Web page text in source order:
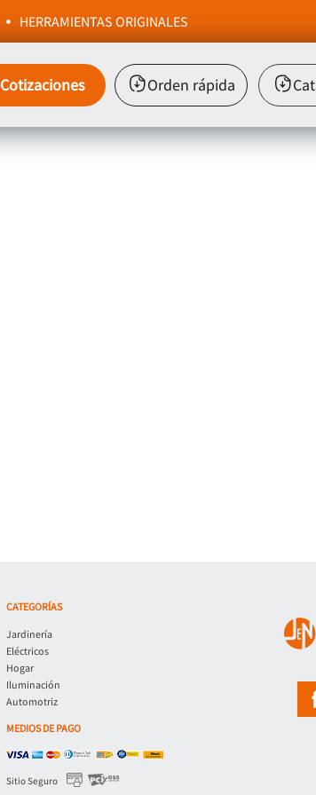
HERRAMIENTAS ORIGINALES
Cotizaciones Orden rápida
CATEGORÍAS
Jardinería
Eléctricos
Hogar
Iluminación
Automotriz
MEDIOS DE PAGO
Sitio Seguro